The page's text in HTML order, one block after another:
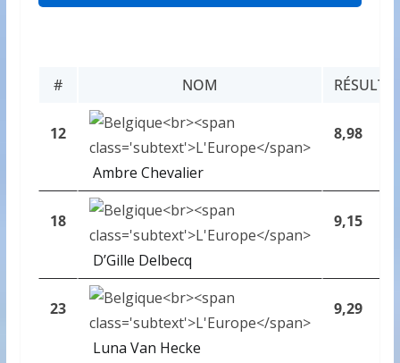
# NOM
12
Ambre Chevalier
8,98
18
D’Gille Delbecq
9,15
23
Luna Van Hecke
9,29